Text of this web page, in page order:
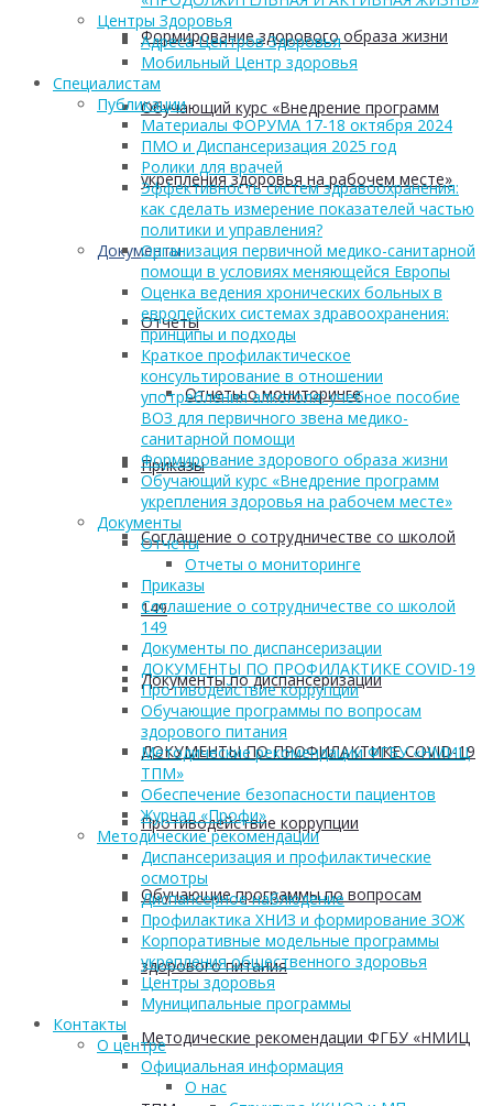
Формирование здорового образа жизни
Обучающий курс «Внедрение программ
укрепления здоровья на рабочем месте»
Документы
Отчеты
Отчеты о мониторинге
Приказы
Соглашение о сотрудничестве со школой
149
Документы по диспансеризации
ДОКУМЕНТЫ ПО ПРОФИЛАКТИКЕ COVID-19
Противодействие коррупции
Обучающие программы по вопросам
здорового питания
Методические рекомендации ФГБУ «НМИЦ
Центры Здоровья
Адреса Центров Здоровья
Мобильный Центр здоровья
Cпециалистам
Публикации
Материалы ФОРУМА 17-18 октября 2024
ПМО и Диспансеризация 2025 год
Ролики для врачей
Эффективность систем здравоохранения:
как сделать измерение показателей частью
политики и управления?
Организация первичной медико-санитарной
помощи в условиях меняющейся Европы
Оценка ведения хронических больных в
европейских системах здравоохранения:
принципы и подходы
Краткое профилактическое
консультирование в отношении
употребления алкоголя: учебное пособие
ВОЗ для первичного звена медико-
санитарной помощи
Формирование здорового образа жизни
Обучающий курс «Внедрение программ
укрепления здоровья на рабочем месте»
Документы
Отчеты
Отчеты о мониторинге
Приказы
Соглашение о сотрудничестве со школой
149
Документы по диспансеризации
ДОКУМЕНТЫ ПО ПРОФИЛАКТИКЕ COVID-19
Противодействие коррупции
Обучающие программы по вопросам
здорового питания
Методические рекомендации ФГБУ «НМИЦ
ТПМ»
Обеспечение безопасности пациентов
Журнал «Профи»
Методические рекомендации
Диспансеризация и профилактические
осмотры
Диспансерное наблюдение
Профилактика ХНИЗ и формирование ЗОЖ
Корпоративные модельные программы
укрепления общественного здоровья
Центры здоровья
Муниципальные программы
Контакты
О центре
Официальная информация
О нас